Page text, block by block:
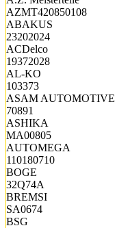
AZMT420850108
ABAKUS
23202024
ACDelco
19372028
AL-KO
103373
ASAM AUTOMOTIVE
70891
ASHIKA
MA00805
AUTOMEGA
110180710
BOGE
32Q74A
BREMSI
SA0674
BSG